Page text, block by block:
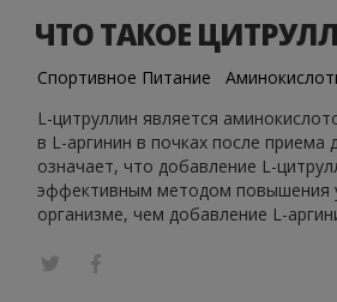
ЧТО ТАКОЕ
Спортивное Питание
L-цитруллин является
в L-аргинин в почках после приема
означает, что добавление L-
эффективным методом повышения
организме, чем добавление L-